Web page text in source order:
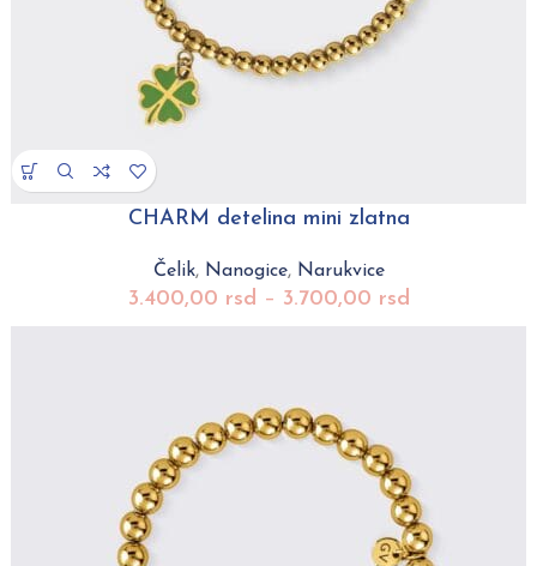
CHARM detelina mini zlatna
Čelik, Nanogice, Narukvice
3.400,00 rsd – 3.700,00 rsd